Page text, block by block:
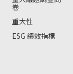
卷
重大性
ESG 績效指標